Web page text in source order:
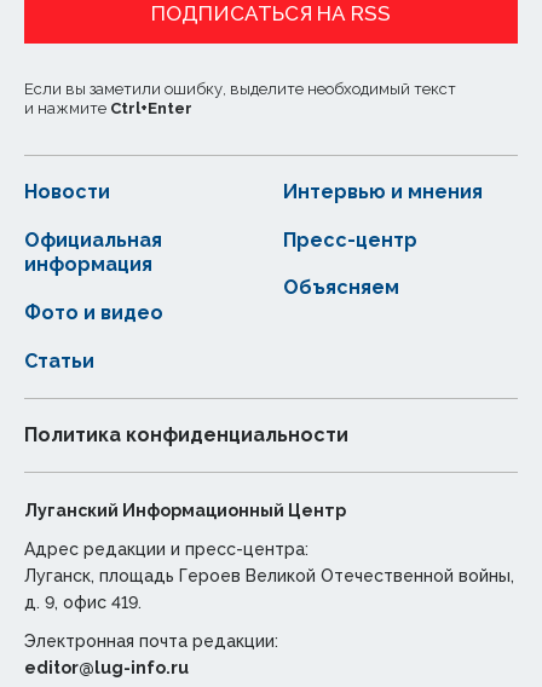
ПОДПИСАТЬСЯ НА RSS
Если вы заметили ошибку, выделите необходимый текст
и нажмите Ctrl+Enter
Новости
Статьи
Официальная
информация
Интервью и мнения
Фото и видео
Пресс-центр
Объясняем
Политика конфиденциальности
Луганский Информационный Центр
Адрес редакции и пресс-центра:
Луганск, площадь Героев Великой Отечественной войны,
д. 9, офис 419.
Электронная почта редакции:
editor@lug-info.ru